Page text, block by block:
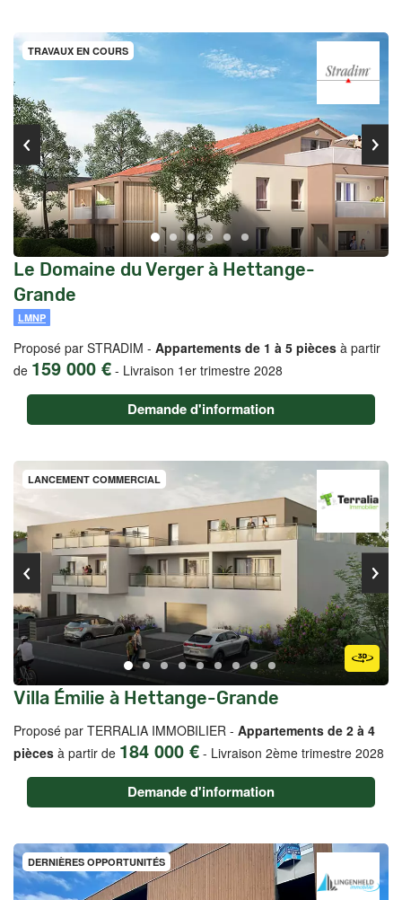
TRAVAUX EN COURS
Le Domaine du Verger à Hettange-
Grande
LMNP
Proposé par STRADIM - Appartements de 1 à 5 pièces à partir
de 159 000 € - Livraison 1er trimestre 2028
Demande d'information
LANCEMENT COMMERCIAL
Villa Émilie à Hettange-Grande
Proposé par TERRALIA IMMOBILIER - Appartements de 2 à 4
pièces à partir de 184 000 € - Livraison 2ème trimestre 2028
Demande d'information
DERNIÈRES OPPORTUNITÉS